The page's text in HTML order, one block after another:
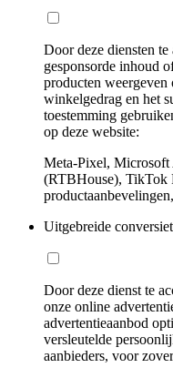
Door deze diensten
gesponsorde inhoud
producten
winkelgedrag en het
toestemming
op deze website:
Meta-Pixel, Microsoft
(RTBHouse), TikTok
Uitgebreide
Door deze dienst te
onze online
advertentieaanbod
versleutelde
aanbieders, voor